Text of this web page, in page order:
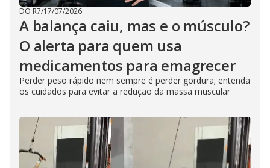
DO R7/17/07/2026
A balança caiu, mas e o músculo?
O alerta para quem usa
medicamentos para emagrecer
Perder peso rápido nem sempre é perder gordura; entenda
os cuidados para evitar a redução da massa muscular